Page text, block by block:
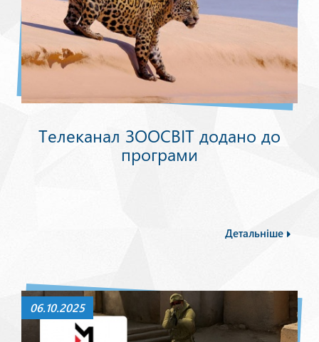
Телеканал ЗООСВІТ додано до
програми
Детальніше
06.10.2025